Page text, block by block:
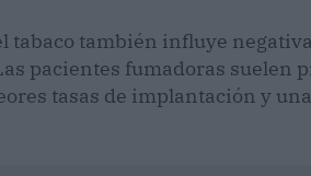
tabaco también influye
pacientes fumadoras suelen
tasas de implantación y